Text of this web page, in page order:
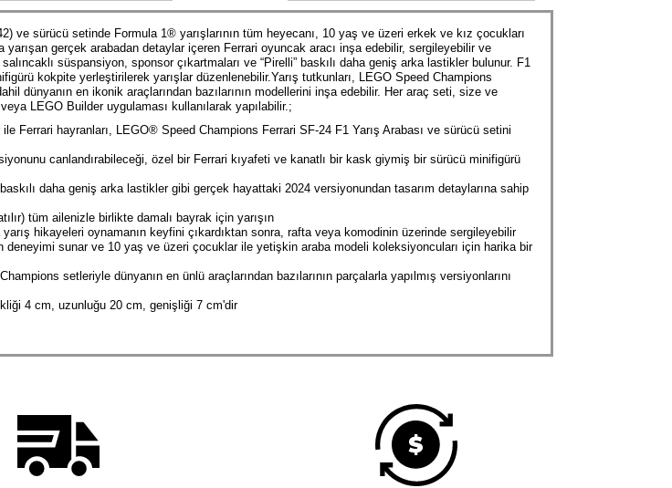
ve sürücü setinde Formula 1® yarışlarının tüm heyecanı, 10 yaş ve üzeri erkek ve kız çocukları
gerçek arabadan detaylar içeren Ferrari oyuncak aracı inşa edebilir, sergileyebilir ve
süspansiyon, sponsor çıkartmaları ve “Pirelli” baskılı daha geniş arka lastikler bulunur. F1
kokpite yerleştirilerek yarışlar düzenlenebilir.Yarış tutkunları, LEGO Speed Champions
dünyanın en ikonik araçlarından bazılarının modellerini inşa edebilir. Her araç seti, size ve
LEGO Builder uygulaması kullanılarak yapılabilir.;
hayranları, LEGO® Speed Champions Ferrari SF-24 F1 Yarış Arabası ve sürücü setini
canlandırabileceği, özel bir Ferrari kıyafeti ve kanatlı bir kask giymiş bir sürücü minifigürü
daha geniş arka lastikler gibi gerçek hayattaki 2024 versiyonundan tasarım detaylarına sahip
tüm ailenizle birlikte damalı bayrak için yarışın
hikayeleri oynamanın keyfini çıkardıktan sonra, rafta veya komodinin üzerinde sergileyebilir
sunar ve 10 yaş ve üzeri çocuklar ile yetişkin araba modeli koleksiyoncuları için harika bir
setleriyle dünyanın en ünlü araçlarından bazılarının parçalarla yapılmış versiyonlarını
4 cm, uzunluğu 20 cm, genişliği 7 cm'dir